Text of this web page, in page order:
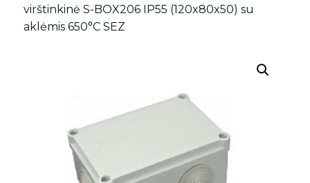
virštinkinė S-BOX206 IP55 (120x80x50) su
aklėmis 650°C SEZ